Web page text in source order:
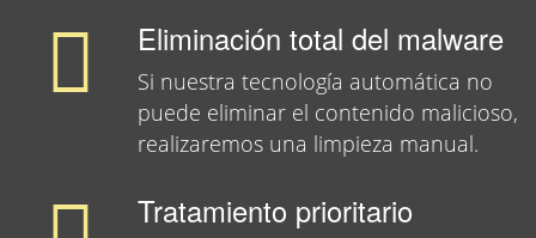
Eliminación total del malware
Si nuestra tecnología automática no
puede eliminar el contenido malicioso,
realizaremos una limpieza manual.
Tratamiento prioritario